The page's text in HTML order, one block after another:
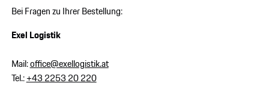
Bei Fragen zu Ihrer Bestellung:
Exel Logistik
Mail:office@exellogistik.at
Tel.:+43 2253 20 220